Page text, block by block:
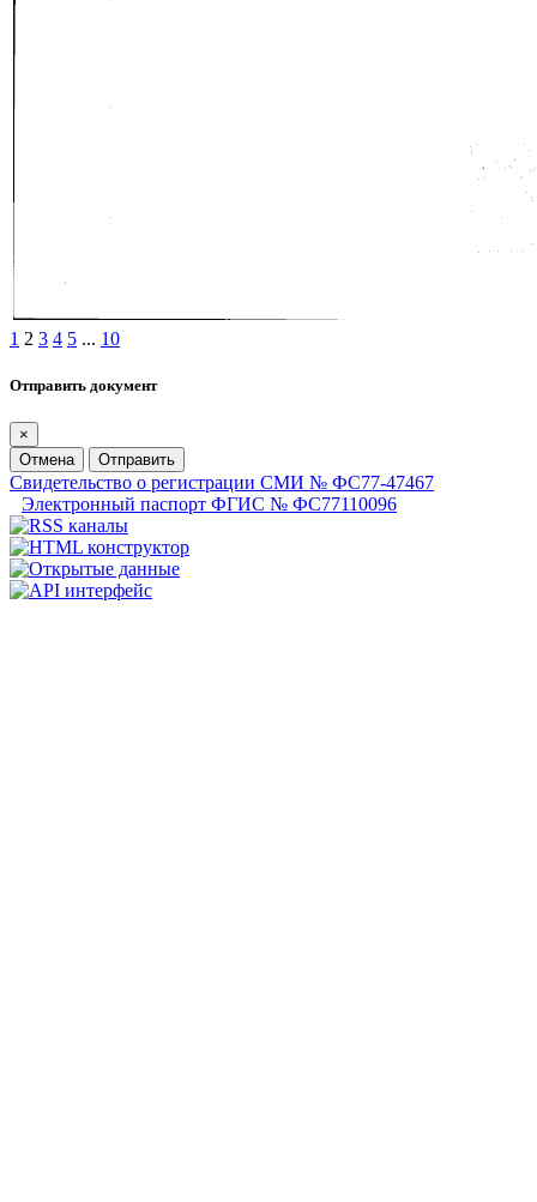
1 2 3 4 5 ... 10
Отправить документ
×
Отмена
Отправить
Свидетельство о регистрации СМИ № ФС77-47467
Электронный паспорт ФГИС № ФС77110096